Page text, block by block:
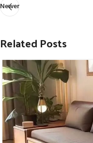
Newer
Related Posts